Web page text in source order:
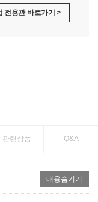
전용관 바로가기 >
관련상품 Q&A
내용숨기기